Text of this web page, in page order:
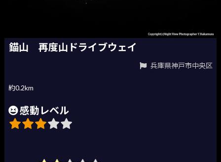
錨山 再度山ドライブウェイ
兵庫県神戸市中央区
約0.2km
感動レベル